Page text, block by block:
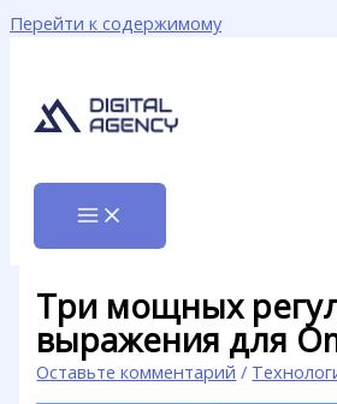
Перейти к содержимому
Три мощных
выражения для
Оставьте комментарий /